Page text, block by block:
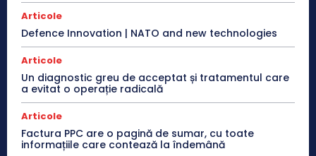
Articole
Defence Innovation | NATO and new technologies
Articole
Un diagnostic greu de acceptat și tratamentul care
a evitat o operație radicală
Articole
Factura PPC are o pagină de sumar, cu toate
informațiile care contează la îndemână